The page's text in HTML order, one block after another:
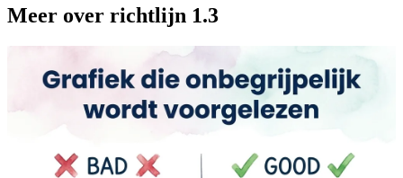
Meer over richtlijn 1.3